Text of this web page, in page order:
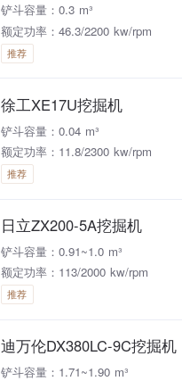
铲斗容量：0.3 m³
额定功率：46.3/2200 kw/rpm
推荐
徐工XE17U挖掘机
铲斗容量：0.04 m³
额定功率：11.8/2300 kw/rpm
推荐
日立ZX200-5A挖掘机
铲斗容量：0.91~1.0 m³
额定功率：113/2000 kw/rpm
推荐
迪万伦DX380LC-9C挖掘机
铲斗容量：1.71~1.90 m³